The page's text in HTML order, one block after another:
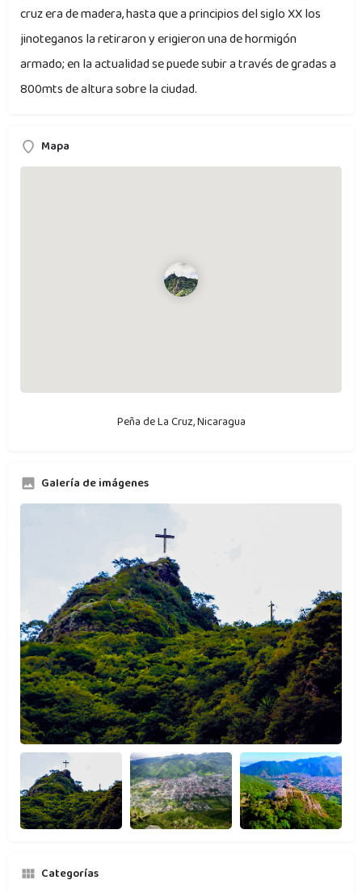
cruz era de madera, hasta que a principios del siglo XX los
jinoteganos la retiraron y erigieron una de hormigón
armado; en la actualidad se puede subir a través de gradas a
800mts de altura sobre la ciudad.
Mapa
Peña de La Cruz, Nicaragua
Galería de imágenes
Categorías